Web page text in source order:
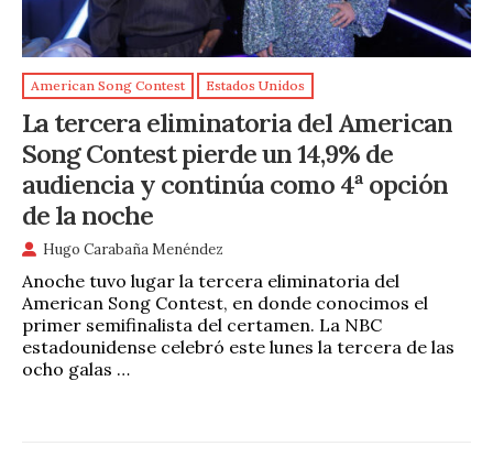
American Song Contest Estados Unidos
La tercera eliminatoria del American
Song Contest pierde un 14,9% de
audiencia y continúa como 4ª opción
de la noche
Hugo Carabaña Menéndez
Anoche tuvo lugar la tercera eliminatoria del
American Song Contest, en donde conocimos el
primer semifinalista del certamen. La NBC
estadounidense celebró este lunes la tercera de las
ocho galas …